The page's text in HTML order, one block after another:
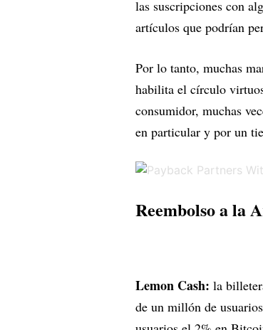
las suscripciones con
artículos que podrían
Por lo tanto, muchas
habilita el círculo
consumidor, muchas
en particular y por un
Reembolso a la
Lemon Cash: la
de un millón de